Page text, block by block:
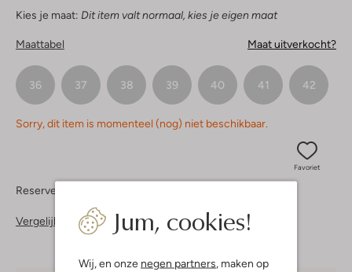
Jum, cookies!
Wij, en onze negen partners, maken op
Kies je maat: Dit item valt normaal, kies je eigen maat
Maattabel Maat uitverkocht?
36 37 38 39 40 41 42
Sorry, dit item is momenteel (nog) niet beschikbaar.
Favoriet
Reserveer direct in een van onze 37 boutiques
Vergelijkbare items